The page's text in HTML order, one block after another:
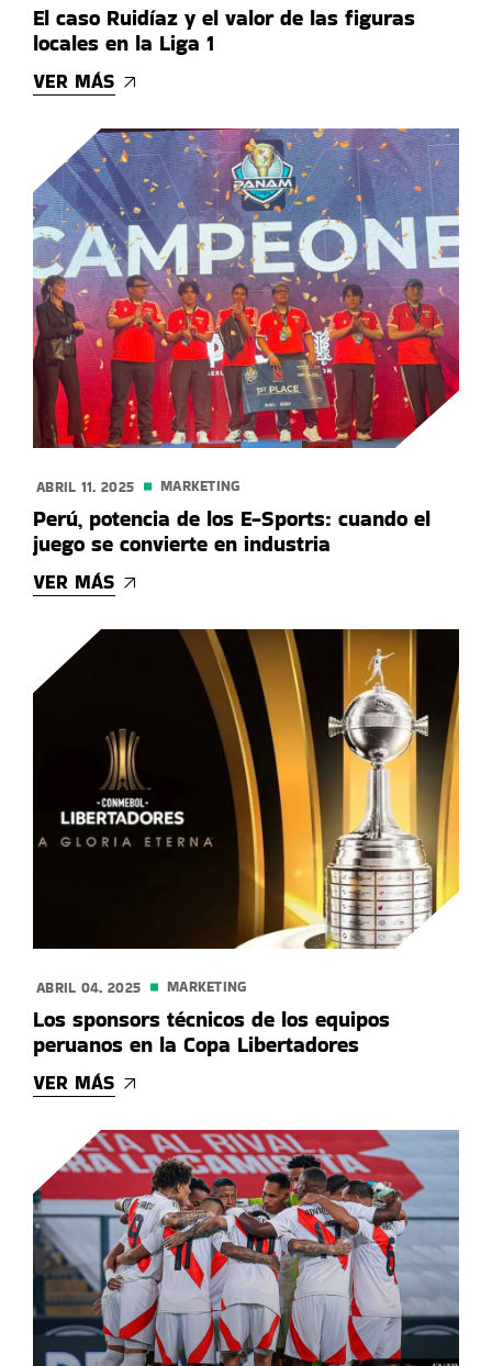
El caso Ruidíaz y el valor de las figuras
locales en la Liga 1
VER MÁS
ABRIL 11. 2025 MARKETING
Perú, potencia de los E-Sports: cuando el
juego se convierte en industria
VER MÁS
ABRIL 04. 2025 MARKETING
Los sponsors técnicos de los equipos
peruanos en la Copa Libertadores
VER MÁS